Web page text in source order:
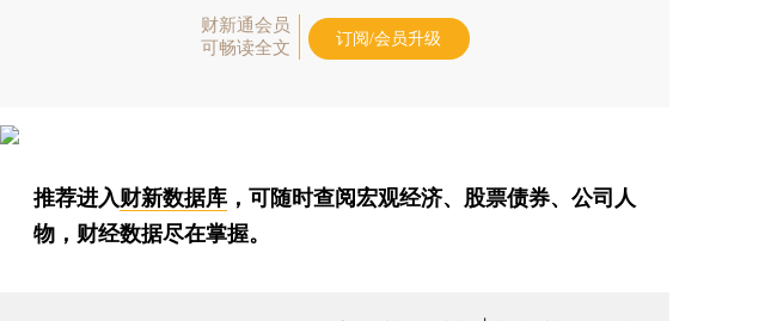
财新通会员
可畅读全文
订阅/会员升级
推荐进入财新数据库 ，可随时查阅宏观经济、股票债券、公司人
物，财经数据尽在掌握。